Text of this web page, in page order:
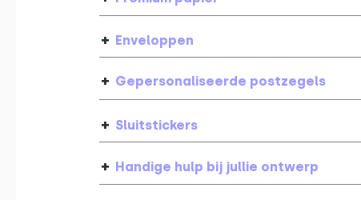
+ Enveloppen
+ Gepersonaliseerde postzegels
+ Sluitstickers
+ Handige hulp bij jullie ontwerp